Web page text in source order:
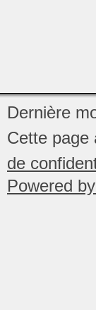
Dernière
Cette page
de
Powered